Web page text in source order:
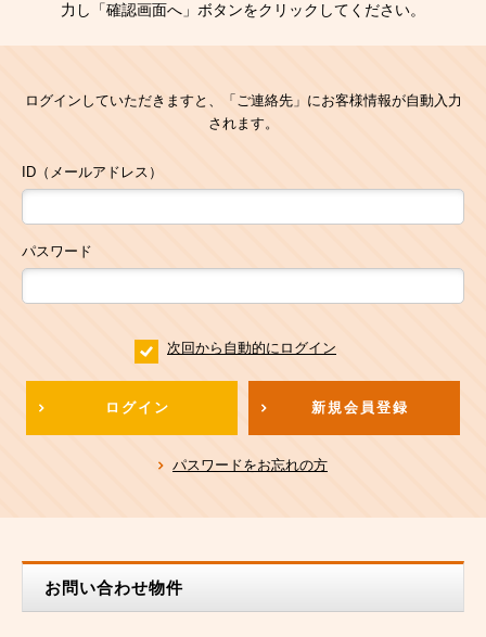
力し「確認画面へ」ボタンをクリックしてください。
ログインしていただきますと、「ご連絡先」にお客様情報が自動入力
されます。
ID（メールアドレス）
パスワード
次回から自動的にログイン
ログイン 新規会員登録
パスワードをお忘れの方
お問い合わせ物件